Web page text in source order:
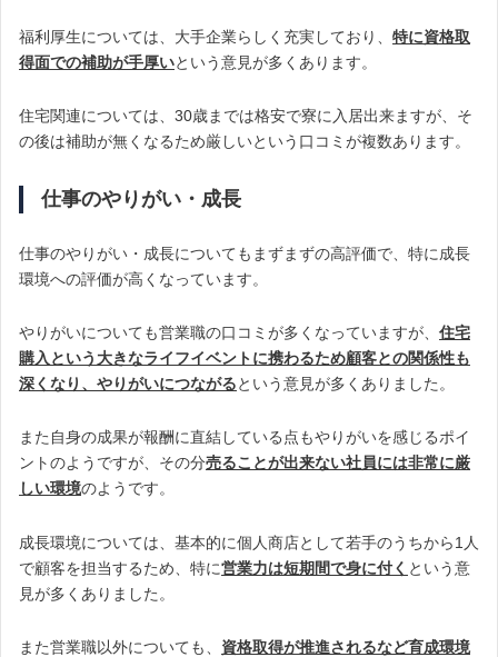
福利厚生については、大手企業らしく充実しており、 特に資格取
得面での補助が手厚いという意見が多くあります。
住宅関連については、30歳までは格安で寮に入居出来ますが、そ
の後は補助が無くなるため厳しいという口コミが複数あります。
仕事のやりがい・成長
仕事のやりがい・成長についてもまずまずの高評価で、特に成長
環境への評価が高くなっています。
やりがいについても営業職の口コミが多くなっていますが、 住宅
購入という大きなライフイベントに携わるため顧客との関係性も
深くなり、やりがいにつながるという意見が多くありました。
また自身の成果が報酬に直結している点もやりがいを感じるポイ
ントのようですが、その分売ることが出来ない社員には非常に厳
しい環境のようです。
成長環境については、基本的に個人商店として若手のうちから1人
で顧客を担当するため、特に営業力は短期間で身に付く という意
見が多くありました。
また営業職以外についても、 資格取得が推進されるなど育成環境